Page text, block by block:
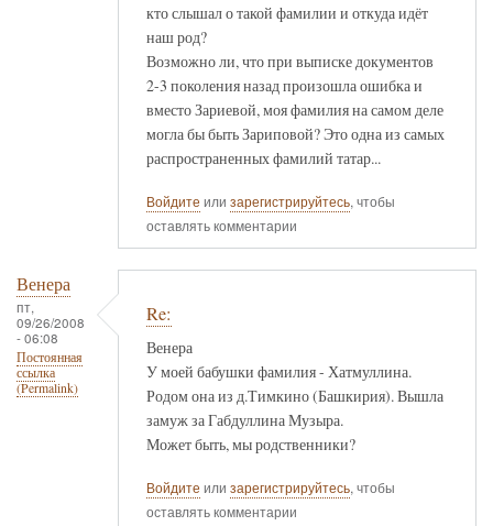
кто слышал о такой фамилии и откуда идёт
наш род?
Возможно ли, что при выписке документов
2-3 поколения назад произошла ошибка и
вместо Зариевой, моя фамилия на самом деле
могла бы быть Зариповой? Это одна из самых
распространенных фамилий татар...
Войдите или зарегистрируйтесь, чтобы
оставлять комментарии
Венера
пт,
09/26/2008
- 06:08
Постоянная
ссылка
(Permalink)
Re:
Венера
У моей бабушки фамилия - Хатмуллина.
Родом она из д.Тимкино (Башкирия). Вышла
замуж за Габдуллина Музыра.
Может быть, мы родственники?
Войдите или зарегистрируйтесь, чтобы
оставлять комментарии